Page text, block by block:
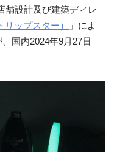
舗設計及び建築ディレ
ップスター）
」によ
国内2024年9月27日